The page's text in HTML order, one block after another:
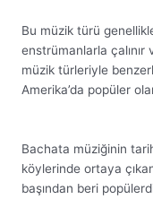
Bu müzik türü
enstrümanlarla
müzik türleriyle
Amerika’da popüler
Bachata müziğinin
köylerinde ortaya
başından beri